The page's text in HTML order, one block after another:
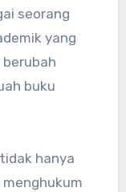
seorang
yang
berubah
buku
hanya